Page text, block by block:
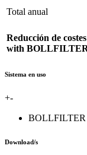
Total anual
Reducción de
with
Sistema en uso
+-
BOLLFILTER
Download/s